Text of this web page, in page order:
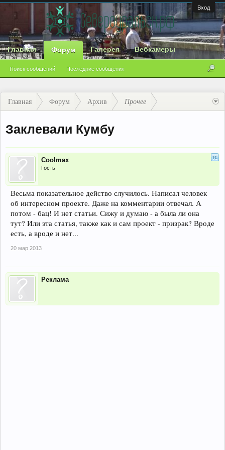
Вход
Главная Форум
Поиск сообщений Последние сообщения
Галерея Вебкамеры
Главная Форум Архив Прочее
Заклевали Кумбу
Coolmax
Гость
Весьма показательное действо случилось. Написал человек
об интересном проекте. Даже на комментарии отвечал. А
потом - бац! И нет статьи. Сижу и думаю - а была ли она
тут? Или эта статья, также как и сам проект - призрак? Вроде
есть, а вроде и нет...
20 мар 2013
Реклама